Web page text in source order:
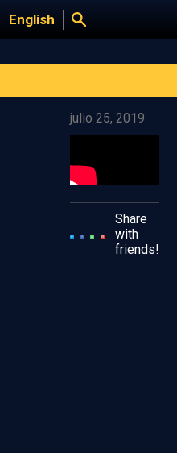
English
julio 25, 2019
Share
with
friends!